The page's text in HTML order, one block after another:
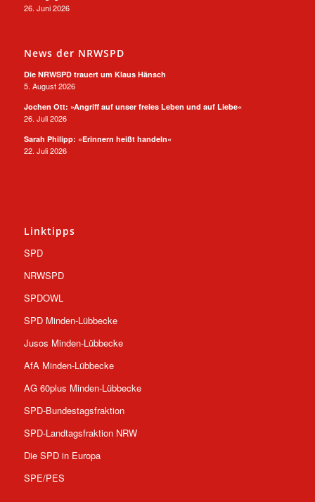
26. Juni 2026
News der NRWSPD
Die NRWSPD trauert um Klaus Hänsch
5. August 2026
Jochen Ott: »Angriff auf unser freies Leben und auf Liebe«
26. Juli 2026
Sarah Philipp: »Erinnern heißt handeln«
22. Juli 2026
Linktipps
SPD
NRWSPD
SPDOWL
SPD Minden-Lübbecke
Jusos Minden-Lübbecke
AfA Minden-Lübbecke
AG 60plus Minden-Lübbecke
SPD-Bundestagsfraktion
SPD-Landtagsfraktion NRW
Die SPD in Europa
SPE/PES